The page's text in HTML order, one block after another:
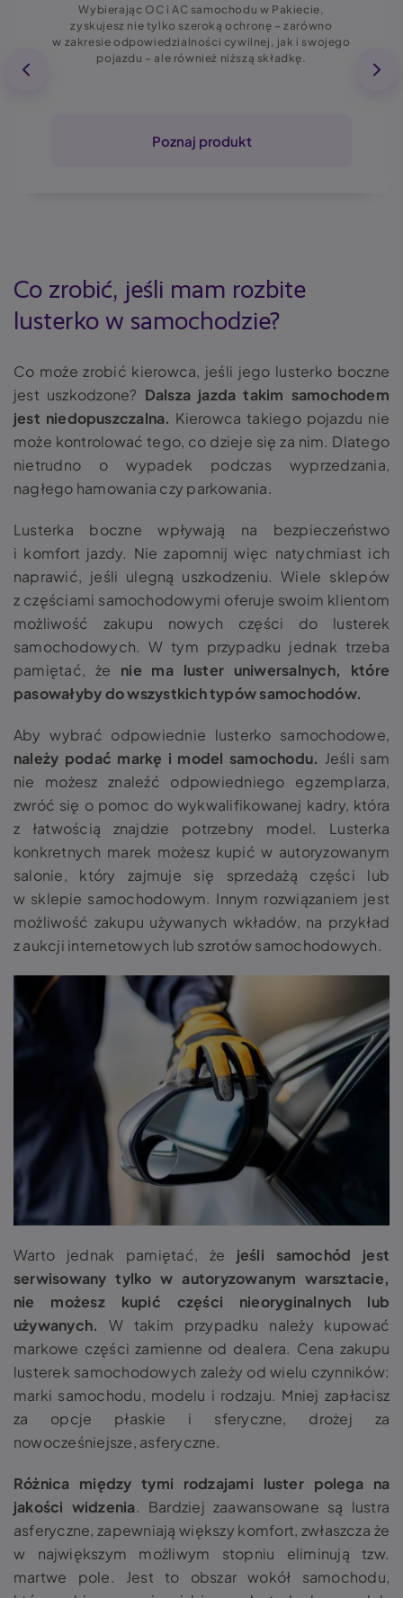
Wybierając OC i AC samochodu w Pakiecie,
zyskujesz nie tylko szeroką ochronę – zarówno
w zakresie odpowiedzialności cywilnej, jak i swojego
pojazdu – ale również niższą składkę.
Poznaj produkt
Co zrobić, jeśli mam rozbite
lusterko w samochodzie?
Co może zrobić kierowca, jeśli jego lusterko boczne
jest uszkodzone? Dalsza jazda takim samochodem
jest niedopuszczalna. Kierowca takiego pojazdu nie
może kontrolować tego, co dzieje się za nim. Dlatego
nietrudno o wypadek podczas wyprzedzania,
nagłego hamowania czy parkowania.
Lusterka boczne wpływają na bezpieczeństwo
i komfort jazdy. Nie zapomnij więc natychmiast ich
naprawić, jeśli ulegną uszkodzeniu. Wiele sklepów
z częściami samochodowymi oferuje swoim klientom
możliwość zakupu nowych części do lusterek
samochodowych. W tym przypadku jednak trzeba
pamiętać, że nie ma luster uniwersalnych, które
pasowałyby do wszystkich typów samochodów.
Aby wybrać odpowiednie lusterko samochodowe,
należy podać markę i model samochodu. Jeśli sam
nie możesz znaleźć odpowiedniego egzemplarza,
zwróć się o pomoc do wykwalifikowanej kadry, która
z łatwością znajdzie potrzebny model. Lusterka
konkretnych marek możesz kupić w autoryzowanym
salonie, który zajmuje się sprzedażą części lub
w sklepie samochodowym. Innym rozwiązaniem jest
możliwość zakupu używanych wkładów, na przykład
z aukcji internetowych lub szrotów samochodowych.
Warto jednak pamiętać, że jeśli samochód jest
serwisowany tylko w autoryzowanym warsztacie,
nie możesz kupić części nieoryginalnych lub
używanych.
W takim przypadku należy kupować
markowe części zamienne od dealera. Cena zakupu
lusterek samochodowych zależy od wielu czynników:
marki samochodu, modelu i rodzaju. Mniej zapłacisz
za opcje płaskie i sferyczne, drożej za
nowocześniejsze, asferyczne.
Różnica między tymi rodzajami luster polega na
jakości widzenia. Bardziej zaawansowane są lustra
asferyczne, zapewniają większy komfort, zwłaszcza że
w największym możliwym stopniu eliminują tzw.
martwe pole. Jest to obszar wokół samochodu,